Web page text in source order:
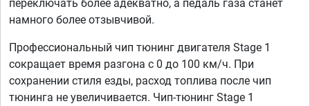
переключать более адекватно, а педаль газа станет
намного более отзывчивой.
Профессиональный чип тюнинг двигателя Stage 1
сокращает время разгона с 0 до 100 км/ч. При
сохранении стиля езды, расход топлива после чип
тюнинга не увеличивается. Чип-тюнинг Stage 1